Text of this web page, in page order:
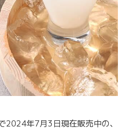
2024年7月3日現在販売中の、